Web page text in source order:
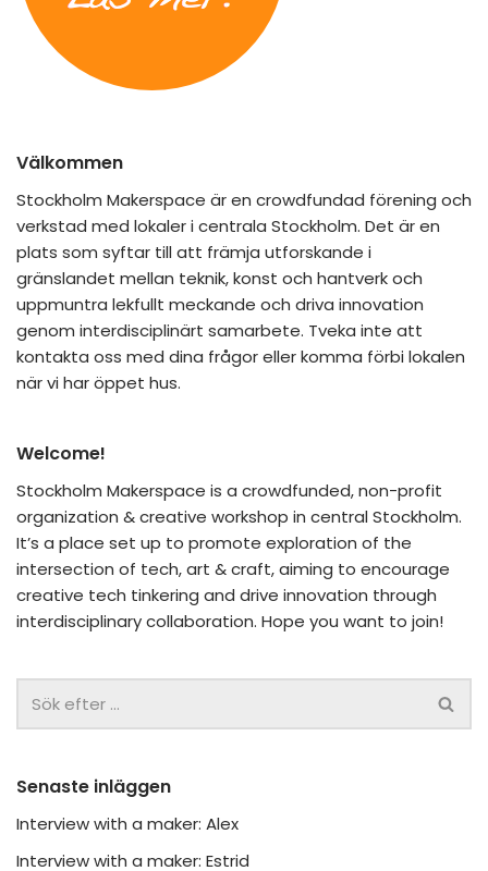
Välkommen
Stockholm Makerspace är en crowdfundad förening och
verkstad med lokaler i centrala Stockholm. Det är en
plats som syftar till att främja utforskande i
gränslandet mellan teknik, konst och hantverk och
uppmuntra lekfullt meckande och driva innovation
genom interdisciplinärt samarbete. Tveka inte att
kontakta oss med dina frågor eller komma förbi lokalen
när vi har öppet hus.
Welcome!
Stockholm Makerspace is a crowdfunded, non-profit
organization & creative workshop in central Stockholm.
It’s a place set up to promote exploration of the
intersection of tech, art & craft, aiming to encourage
creative tech tinkering and drive innovation through
interdisciplinary collaboration. Hope you want to join!
Senaste inläggen
Interview with a maker: Alex
Interview with a maker: Estrid